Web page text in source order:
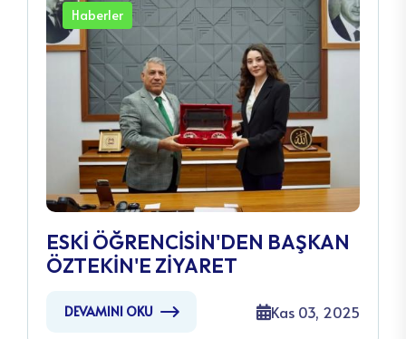
Haberler
ESKİ ÖĞRENCİSİN'DEN BAŞKAN
ÖZTEKİN'E ZİYARET
DEVAMINI OKU Kas 03, 2025